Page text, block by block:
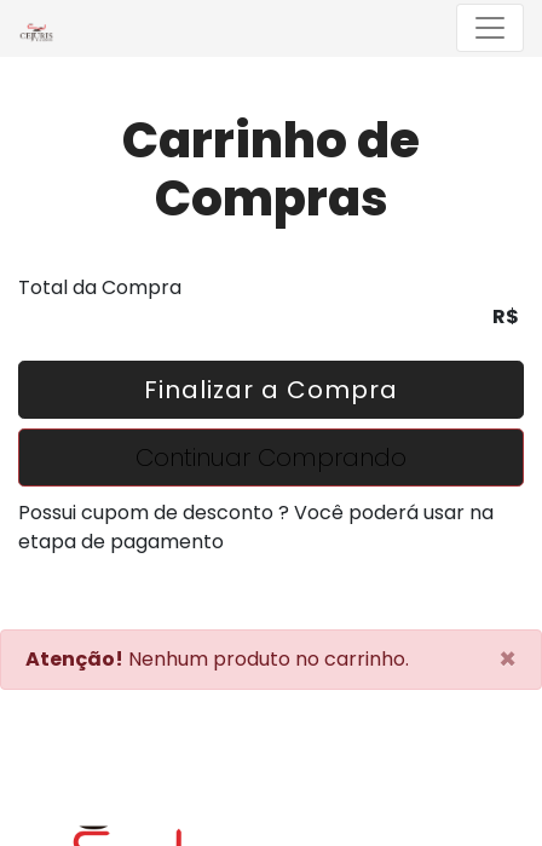
Menu
Carrinho de
Compras
Total da Compra
R$
Finalizar a Compra
Continuar Comprando
Possui cupom de desconto ? Você poderá usar na
etapa de pagamento
×
Atenção! Nenhum produto no carrinho.